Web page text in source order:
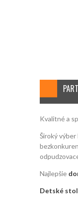
Kvalitné a
Široký výber
Najlepšie
Detské